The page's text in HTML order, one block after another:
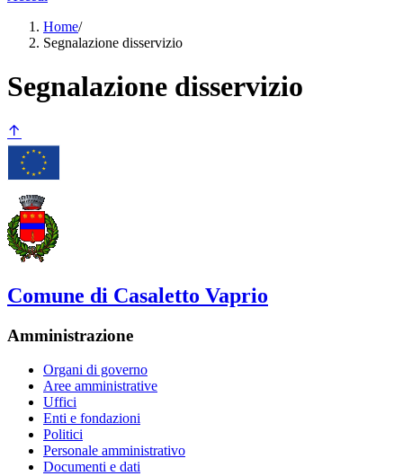
Home/
Segnalazione disservizio
Segnalazione disservizio
Comune di Casaletto Vaprio
Amministrazione
Organi di governo
Aree amministrative
Uffici
Enti e fondazioni
Politici
Personale amministrativo
Documenti e dati